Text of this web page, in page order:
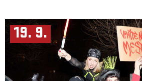
19. 9.